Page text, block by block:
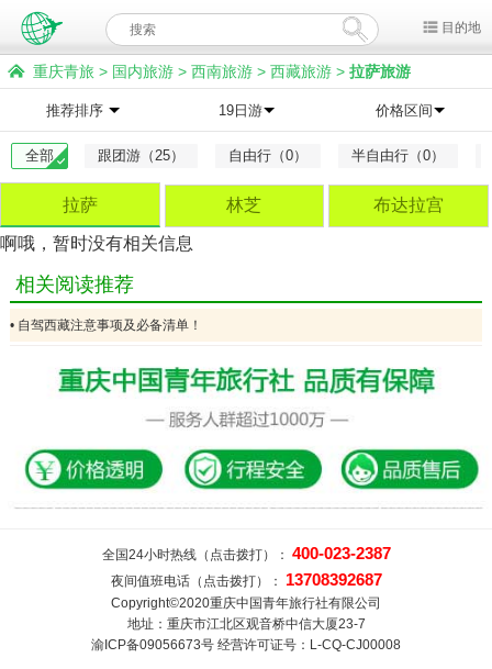
目的地
重庆青旅 > 国内旅游 > 西南旅游 > 西藏旅游 > 拉萨旅游
推荐排序 19日游 价格区间
全部 跟团游（25） 自由行（0） 半自由行（0）
拉萨 林芝 布达拉宫
啊哦，暂时没有相关信息
相关阅读推荐
• 自驾西藏注意事项及必备清单！
全国24小时热线（点击拨打）： 400-023-2387
夜间值班电话（点击拨打）： 13708392687
Copyright©2020重庆中国青年旅行社有限公司
地址：重庆市江北区观音桥中信大厦23-7
渝ICP备09056673号 经营许可证号：L-CQ-CJ00008